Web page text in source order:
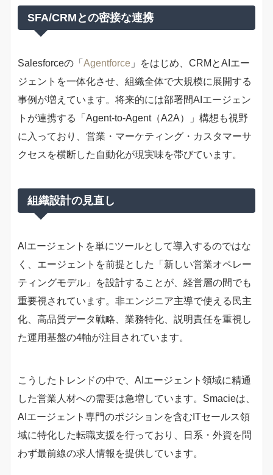
SFA/CRMとの密接な連携
Salesforceの「 Agentforce 」をはじめ、CRMとAIエー
ジェントを一体化させ、組織全体で大規模に展開する
事例が増えています。将来的には部署間AIエージェン
トが連携する「Agent-to-Agent（A2A）」構想も視野
に入っており、営業・マーケティング・カスタマーサ
クセスを横断した自動化が現実味を帯びています。
組織設計の見直し
AIエージェントを単にツールとして導入するのではな
く、エージェントを前提とした「新しい営業オペレー
ティングモデル」を設計することが、経営層の間でも
重要視されています。非エンジニア主導で使える民主
化、高品質データ戦略、業務特化、説明責任を重視し
た運用基盤の4軸が注目されています。
こうしたトレンドの中で、AIエージェント領域に精通
した営業人材への需要は急増しています。Smacieは、
AIエージェント専門のポジションを含むITセールス領
域に特化した転職支援を行っており、日系・外資を問
わず最前線の求人情報を提供しています。